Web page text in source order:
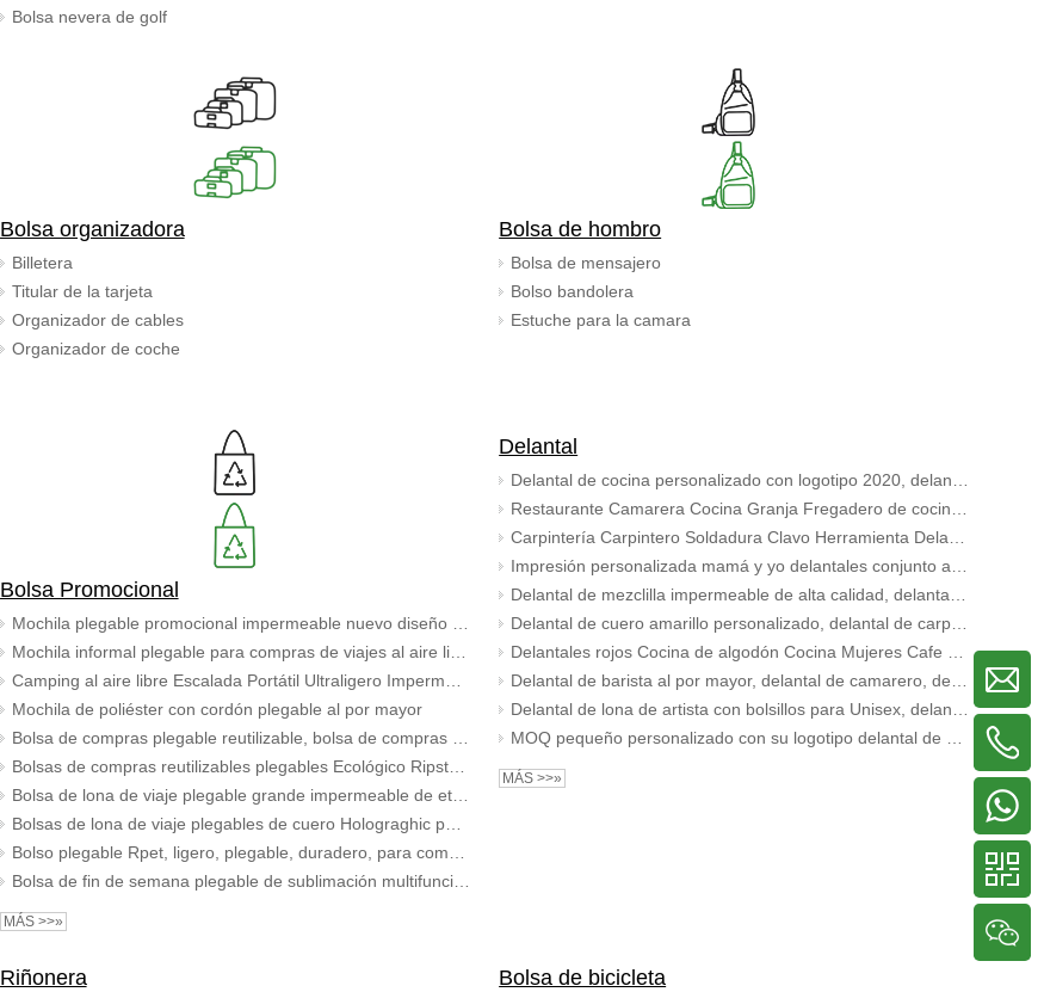
Bolsa nevera de golf
Bolsa organizadora
Billetera
Titular de la tarjeta
Organizador de cables
Organizador de coche
Bolsa de hombro
Bolsa de mensajero
Bolso bandolera
Estuche para la camara
Bolsa Promocional
Mochila plegable promocional impermeable nuevo diseño precio barato mochila plegable al aire libre para hombres y mujeres
Mochila informal plegable para compras de viajes al aire libre, mochila deportiva plegable con logotipo personalizado, mochila 210d, mochilas ligeras
Camping al aire libre Escalada Portátil Ultraligero Impermeable Durable Plegable Deporte Mochila Mochila
Mochila de poliéster con cordón plegable al por mayor
Bolsa de compras plegable reutilizable, bolsa de compras RPET reciclada barata para frutas y verduras, impresión personalizada
Bolsas de compras reutilizables plegables Ecológico Ripstop Impermeable Lavable a máquina Bolsas de compras ligeras
Bolsa de lona de viaje plegable grande impermeable de etiqueta privada con bolsillos interiores Bolsa de equipaje ligera de 16 y 18 pulgadas
Bolsas de lona de viaje plegables de cuero Holograghic para deporte, gimnasio, con compartimento para zapatos, bolsillo seco y húmedo para mujeres
Bolso plegable Rpet, ligero, plegable, duradero, para comestibles, bolso de hombro, bolso de compras, bolso de mano de utilidad para mujer
Bolsa de fin de semana plegable de sublimación multifuncional, bolsas deportivas de viaje para gimnasio, nailon impermeable para mujer con patrón de cuadros
MÁS >>»
Delantal
Delantal de cocina personalizado con logotipo 2020, delantal de café de barbería vaquero, delantales de cocina negros de lona de algodón con bolsillos
Restaurante Camarera Cocina Granja Fregadero de cocina Delantales Algodón Mujer Delantal con juego de mangas
Carpintería Carpintero Soldadura Clavo Herramienta Delantales Logotipo personalizado Delantal de lona con bolsillos para herramientas
Impresión personalizada mamá y yo delantales conjunto algodón impermeable niños pintura delantal para niños
Delantal de mezclilla impermeable de alta calidad, delantal de mezclilla de chef resistente para cocina
Delantal de cuero amarillo personalizado, delantal de carpintero de soldadura para hombre
Delantales rojos Cocina de algodón Cocina Mujeres Cafe Delantales con bolsillos Logotipo impreso por sublimación Delantal hecho a medida
Delantal de barista al por mayor, delantal de camarero, delantal de cocina con logo
Delantal de lona de artista con bolsillos para Unisex, delantales de pintura para adultos jardinería delantal de pintura impermeable ligero para pintor
MOQ pequeño personalizado con su logotipo delantal de mezclilla azul con 3 bolsillos para hombres y mujeres
MÁS >>»
Riñonera Bolsa de bicicleta